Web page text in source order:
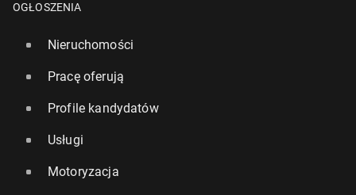
OGŁOSZENIA
Nieruchomości
Pracę oferują
Profile kandydatów
Usługi
Motoryzacja